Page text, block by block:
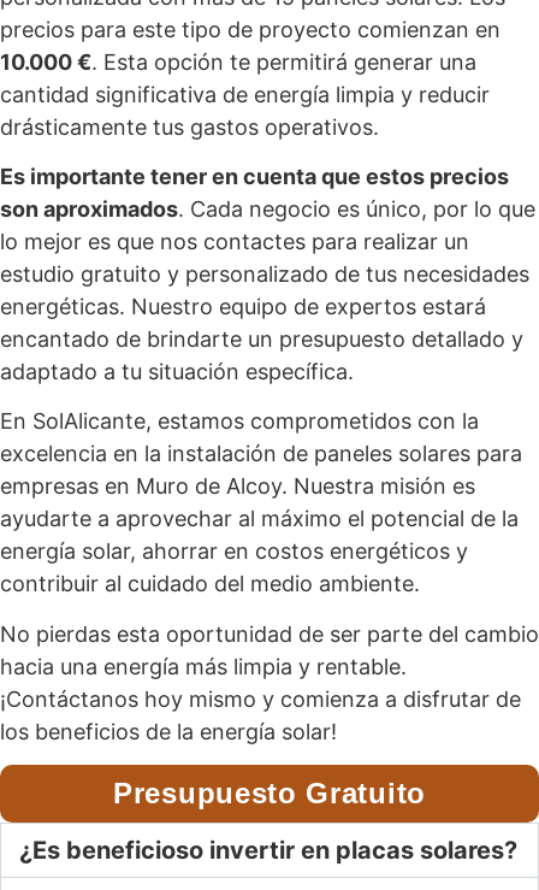
precios para este tipo de proyecto comienzan en
10.000 €. Esta opción te permitirá generar una
cantidad significativa de energía limpia y reducir
drásticamente tus gastos operativos.
Es importante tener en cuenta que estos precios
son aproximados. Cada negocio es único, por lo que
lo mejor es que nos contactes para realizar un
estudio gratuito y personalizado de tus necesidades
energéticas. Nuestro equipo de expertos estará
encantado de brindarte un presupuesto detallado y
adaptado a tu situación específica.
En SolAlicante, estamos comprometidos con la
excelencia en la instalación de paneles solares para
empresas en Muro de Alcoy. Nuestra misión es
ayudarte a aprovechar al máximo el potencial de la
energía solar, ahorrar en costos energéticos y
contribuir al cuidado del medio ambiente.
No pierdas esta oportunidad de ser parte del cambio
hacia una energía más limpia y rentable.
¡Contáctanos hoy mismo y comienza a disfrutar de
los beneficios de la energía solar!
Presupuesto Gratuito
¿Es beneficioso invertir en placas solares?